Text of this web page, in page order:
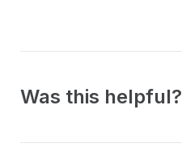
Was this helpful?